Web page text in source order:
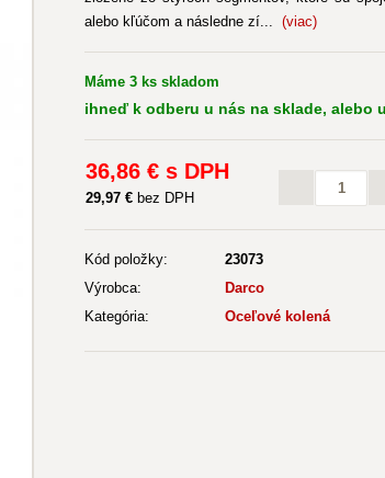
alebo kľúčom a následne zí... (viac)
Máme 3 ks skladom
ihneď k odberu u nás na sklade, alebo
36,86 € s DPH
29,97 € bez DPH
Kód položky:
23073
Výrobca:
Darco
Kategória:
Oceľové kolená